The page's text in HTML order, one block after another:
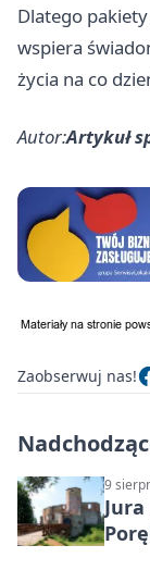
Dlatego
wspiera
życia na co
Autor:Artykuł
Zaobserwuj nas!
9